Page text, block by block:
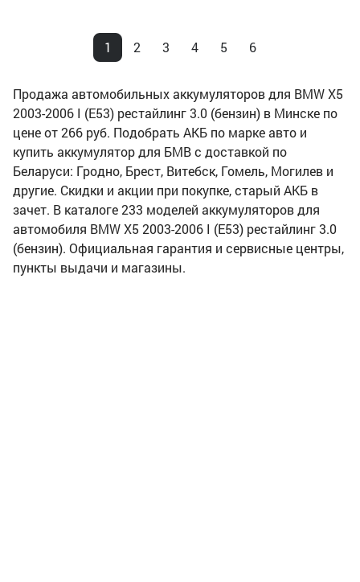
1 2 3 4 5 6
Продажа автомобильных аккумуляторов для BMW X5
2003-2006 I (E53) рестайлинг 3.0 (бензин) в Минске по
цене от 266 руб. Подобрать АКБ по марке авто и
купить аккумулятор для БМВ с доставкой по
Беларуси: Гродно, Брест, Витебск, Гомель, Могилев и
другие. Скидки и акции при покупке, старый АКБ в
зачет. В каталоге 233 моделей аккумуляторов для
автомобиля BMW X5 2003-2006 I (E53) рестайлинг 3.0
(бензин). Официальная гарантия и сервисные центры,
пункты выдачи и магазины.